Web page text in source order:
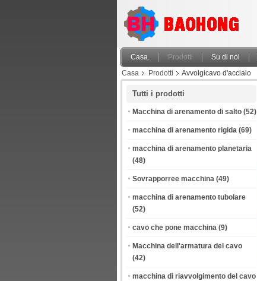
Casa. Prodotti Su di noi
Casa
Prodotti Avvolgicavo d'acciaio
Tutti i prodotti
Macchina di arenamento di salto (52)
macchina di arenamento rigida (69)
macchina di arenamento planetaria
(48)
Sovrapporree macchina (49)
macchina di arenamento tubolare
(52)
cavo che pone macchina (9)
Macchina dell'armatura del cavo
(42)
macchina di riavvolgimento del cavo